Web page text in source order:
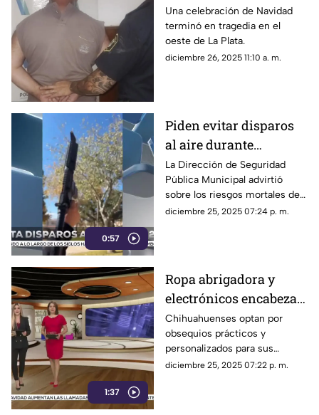
por pirotecnia en La
Plata
Una celebración de Navidad
terminó en tragedia en el
oeste de La Plata.
diciembre 26, 2025 11:10 a. m.
0:57
Piden evitar disparos
al aire durante
celebraciones de Año
Nuevo
La Dirección de Seguridad
Pública Municipal advirtió
sobre los riesgos mortales de
las balas perdidas.
diciembre 25, 2025 07:24 p. m.
1:37
Ropa abrigadora y
electrónicos encabezan
los regalos más
comprados esta
Navidad en Chihuahua
Chihuahuenses optan por
obsequios prácticos y
personalizados para sus
familiares, priorizando
diciembre 25, 2025 07:22 p. m.